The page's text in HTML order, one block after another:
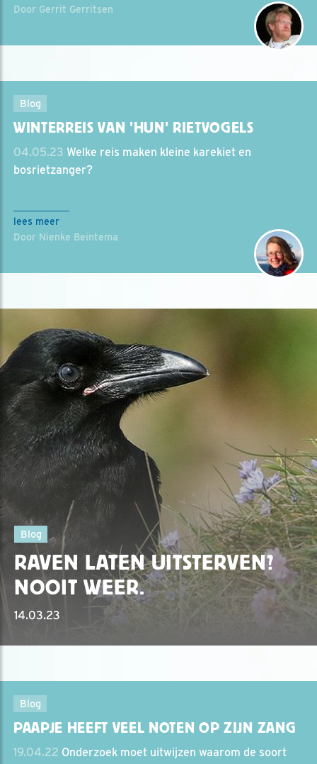
Door Gerrit Gerritsen
Blog
WINTERREIS VAN 'HUN' RIETVOGELS
04.05.23 Welke reis maken kleine karekiet en
bosrietzanger?
lees meer
Door Nienke Beintema
Blog
RAVEN LATEN UITSTERVEN?
NOOIT WEER.
14.03.23
Blog
PAAPJE HEEFT VEEL NOTEN OP ZIJN ZANG
19.04.22 Onderzoek moet uitwijzen waarom de soort